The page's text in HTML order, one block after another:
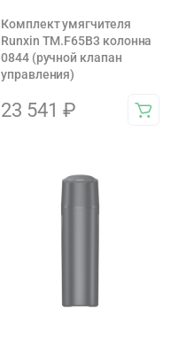
Комплект умягчителя
Runxin TM.F65B3 колонна
0844 (ручной клапан
управления)
23 541 ₽